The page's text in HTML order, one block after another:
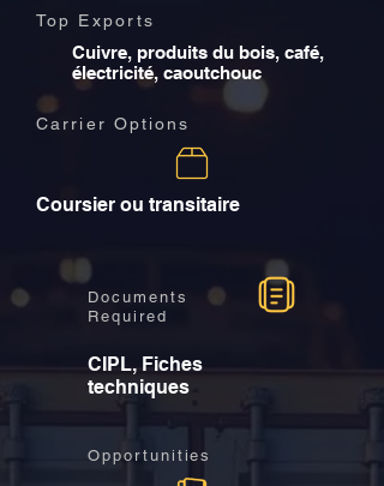
Top Exports
Cuivre, produits du bois, café,
électricité, caoutchouc
Carrier Options
Coursier ou transitaire
Documents
Required
CIPL, Fiches
techniques
Opportunities